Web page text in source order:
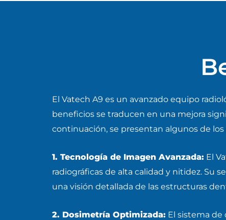
El Vatech A9 es un avanzado equipo
beneficios se traducen en una mejora
continuación, se presentan algunos de
1. Tecnología de Imagen Avanzada: El
radiográficas de alta calidad y nitidez. Su
una visión detallada de las estructuras
2. Dosimetría Optimizada: El sistema de